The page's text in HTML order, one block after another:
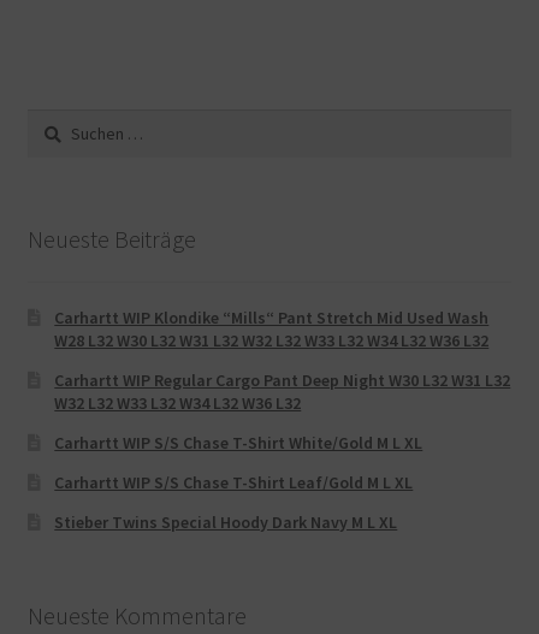
Suche
nach:
Neueste Beiträge
Carhartt WIP Klondike “Mills“ Pant Stretch Mid Used Wash
W28 L32 W30 L32 W31 L32 W32 L32 W33 L32 W34 L32 W36 L32
Carhartt WIP Regular Cargo Pant Deep Night W30 L32 W31 L32
W32 L32 W33 L32 W34 L32 W36 L32
Carhartt WIP S/S Chase T-Shirt White/Gold M L XL
Carhartt WIP S/S Chase T-Shirt Leaf/Gold M L XL
Stieber Twins Special Hoody Dark Navy M L XL
Neueste Kommentare